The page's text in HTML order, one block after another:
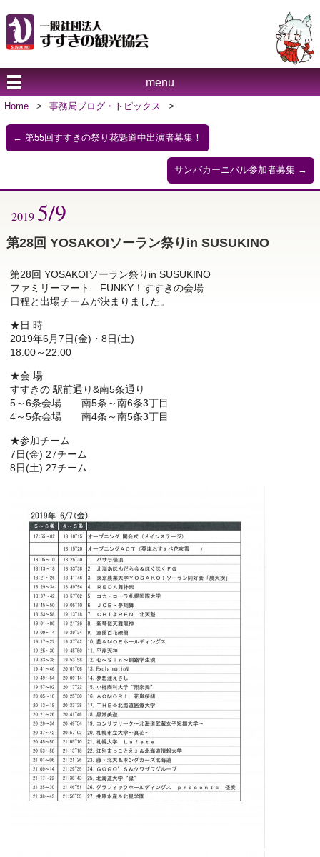
menu
Home > 事務局ブログ・トピックス >
← 第55回すすきの祭り花魁道中出演者募集！
サンバカーニバル参加者募集 →
2019 5/9
第28回 YOSAKOIソーラン祭りin SUSUKINO
第28回 YOSAKOIソーラン祭りin SUSUKINO
ファミリーマート FUNKY！すすきの会場
日程と出場チームが決まりました。
★日 時
2019年6月7日(金)・8日(土)
18:00～22:00
★会 場
すすきの 駅前通り&南5条通り
5～6条会場 南5条～南6条3丁目
4～5条会場 南4条～南5条3丁目
★参加チーム
7日(金) 27チーム
8日(土) 27チーム